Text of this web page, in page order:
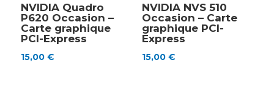
NVIDIA Quadro
P620 Occasion –
Carte graphique
PCI-Express
15,00 €
NVIDIA NVS 510
Occasion – Carte
graphique PCI-
Express
15,00 €